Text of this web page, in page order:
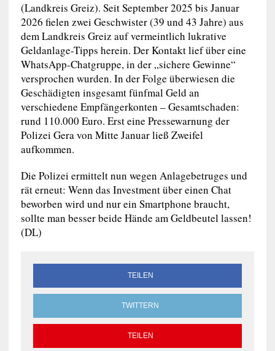
(Landkreis Greiz). Seit September 2025 bis Januar
2026 fielen zwei Geschwister (39 und 43 Jahre) aus
dem Landkreis Greiz auf vermeintlich lukrative
Geldanlage-Tipps herein. Der Kontakt lief über eine
WhatsApp-Chatgruppe, in der „sichere Gewinne“
versprochen wurden. In der Folge überwiesen die
Geschädigten insgesamt fünfmal Geld an
verschiedene Empfängerkonten – Gesamtschaden:
rund 110.000 Euro. Erst eine Pressewarnung der
Polizei Gera von Mitte Januar ließ Zweifel
aufkommen.
Die Polizei ermittelt nun wegen Anlagebetruges und
rät erneut: Wenn das Investment über einen Chat
beworben wird und nur ein Smartphone braucht,
sollte man besser beide Hände am Geldbeutel lassen!
(DL)
TEILEN
TWITTERN
TEILEN